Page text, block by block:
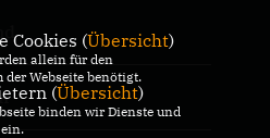
Cookies (Übersicht)
allein für den
Webseite benötigt.
(Übersicht)
binden wir Dienste und